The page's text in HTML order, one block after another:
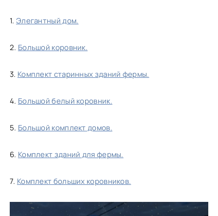
1. Элегантный дом.
2. Большой коровник.
3. Комплект старинных зданий фермы.
4. Большой белый коровник.
5. Большой комплект домов.
6. Комплект зданий для фермы.
7. Комплект больших коровников.